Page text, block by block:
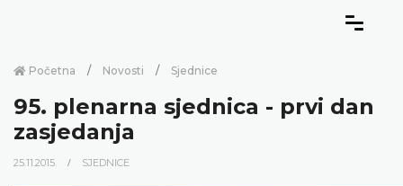
Početna Novosti Sjednice
95. plenarna sjednica - prvi dan
zasjedanja
25.11.2015. SJEDNICE